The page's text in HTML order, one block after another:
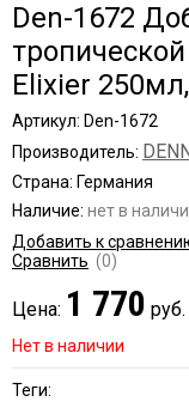
Den-1672
Elixier
Артикул: Den-1672
Производитель:
Страна: Германия
Наличие: нет в
Добавить к
Сравнить (0)
Цена: 1 770 руб.
Нет в наличии
Теги: